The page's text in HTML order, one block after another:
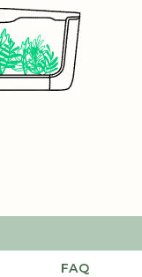
FAQ